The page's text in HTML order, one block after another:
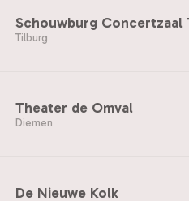
Schouwburg Concertzaal
Tilburg
Theater de Omval
Diemen
De Nieuwe Kolk